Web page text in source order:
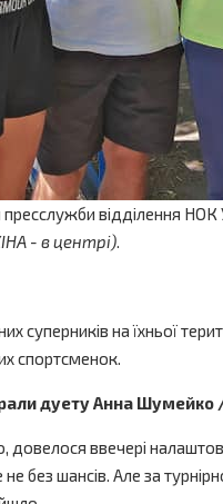
відділення
- в центрі).
на їхньої
спортсменок.
дуету Анна Шумейко
довелося ввечері
без шансів. Але за